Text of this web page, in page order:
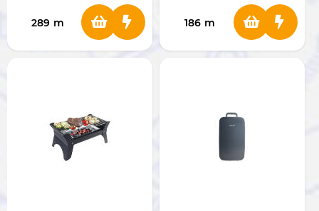
[GNFLTRCGAS]
289 m
[GNSTLIGHXBK]
186 m